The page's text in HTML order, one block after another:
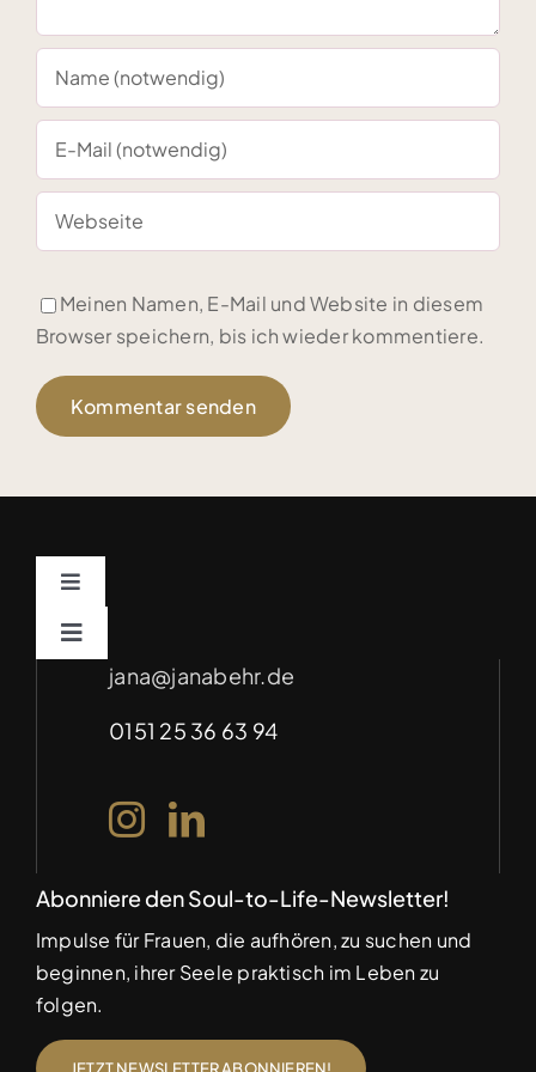
Meinen Namen, E-Mail und Website in diesem
Browser speichern, bis ich wieder kommentiere.
Toggle
Navigation
Impressum
Datenschutz
Toggle
Navigation
Für Unternehmen – Soulful Marketing
(auf Anfrage)
jana@janabehr.de
0151 25 36 63 94
Abonniere den Soul-to-Life-Newsletter!
Impulse für Frauen, die aufhören, zu suchen und
beginnen, ihrer Seele praktisch im Leben zu
folgen.
JETZT NEWSLETTER ABONNIEREN!